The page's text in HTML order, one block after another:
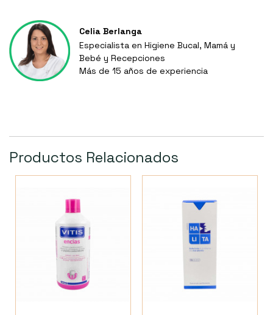
Celia Berlanga
Especialista en Higiene Bucal, Mamá y
Bebé y Recepciones
Más de 15 años de experiencia
Productos Relacionados